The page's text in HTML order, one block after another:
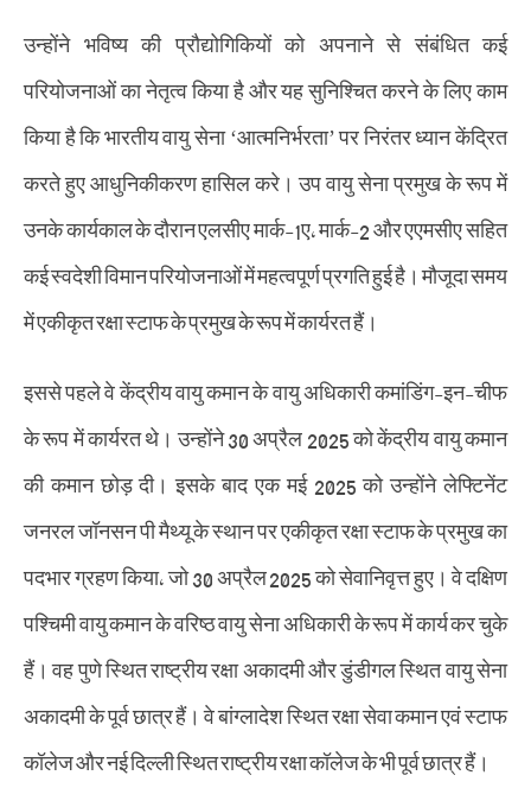
उन्होंने भविष्य की प्रौद्योगिकियों को अपनाने से संबंधित कई
परियोजनाओं का नेतृत्व किया है और यह सुनिश्चित करने के लिए काम
किया है कि भारतीय वायु सेना ‘आत्मनिर्भरता’ पर निरंतर ध्यान केंद्रित
करते हुए आधुनिकीकरण हासिल करे। उप वायु सेना प्रमुख के रूप में
उनके कार्यकाल के दौरान एलसीए मार्क-1ए, मार्क-2 और एएमसीए सहित
कई स्वदेशी विमान परियोजनाओं में महत्वपूर्ण प्रगति हुई है। मौजूदा समय
में एकीकृत रक्षा स्टाफ के प्रमुख के रूप में कार्यरत हैं।
इससे पहले वे केंद्रीय वायु कमान के वायु अधिकारी कमांडिंग-इन-चीफ
के रूप में कार्यरत थे। उन्होंने 30 अप्रैल 2025 को केंद्रीय वायु कमान
की कमान छोड़ दी। इसके बाद एक मई 2025 को उन्होंने लेफ्टिनेंट
जनरल जॉनसन पी मैथ्यू के स्थान पर एकीकृत रक्षा स्टाफ के प्रमुख का
पदभार ग्रहण किया, जो 30 अप्रैल 2025 को सेवानिवृत्त हुए। वे दक्षिण
पश्चिमी वायु कमान के वरिष्ठ वायु सेना अधिकारी के रूप में कार्य कर चुके
हैं। वह पुणे स्थित राष्ट्रीय रक्षा अकादमी और डुंडीगल स्थित वायु सेना
अकादमी के पूर्व छात्र हैं। वे बांग्लादेश स्थित रक्षा सेवा कमान एवं स्टाफ
कॉलेज और नई दिल्ली स्थित राष्ट्रीय रक्षा कॉलेज के भी पूर्व छात्र हैं।